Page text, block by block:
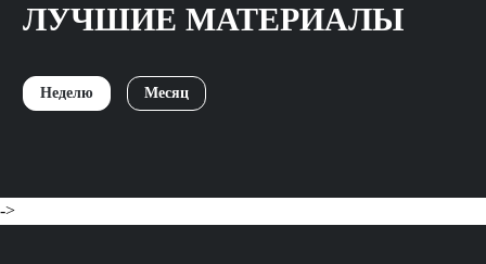
ЛУЧШИЕ МАТЕРИАЛЫ
Неделю Месяц
->